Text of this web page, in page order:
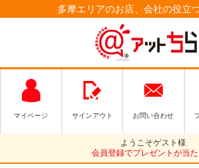
多摩エリアのお店、会社の役立
マイページ サインアウト お問い合わせ
ようこそゲスト様
会員登録でプレゼントが当た